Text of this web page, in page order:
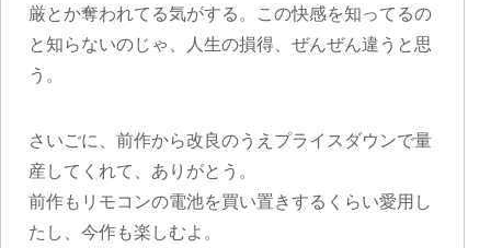
厳とか奪われてる気がする。この快感を知ってるの
と知らないのじゃ、人生の損得、ぜんぜん違うと思
う。
さいごに、前作から改良のうえプライスダウンで量
産してくれて、ありがとう。
前作もリモコンの電池を買い置きするくらい愛用し
たし、今作も楽しむよ。